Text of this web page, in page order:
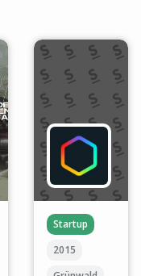
Startup
2015